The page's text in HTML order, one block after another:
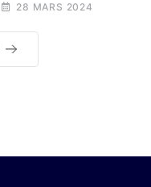
28 MARS 2024